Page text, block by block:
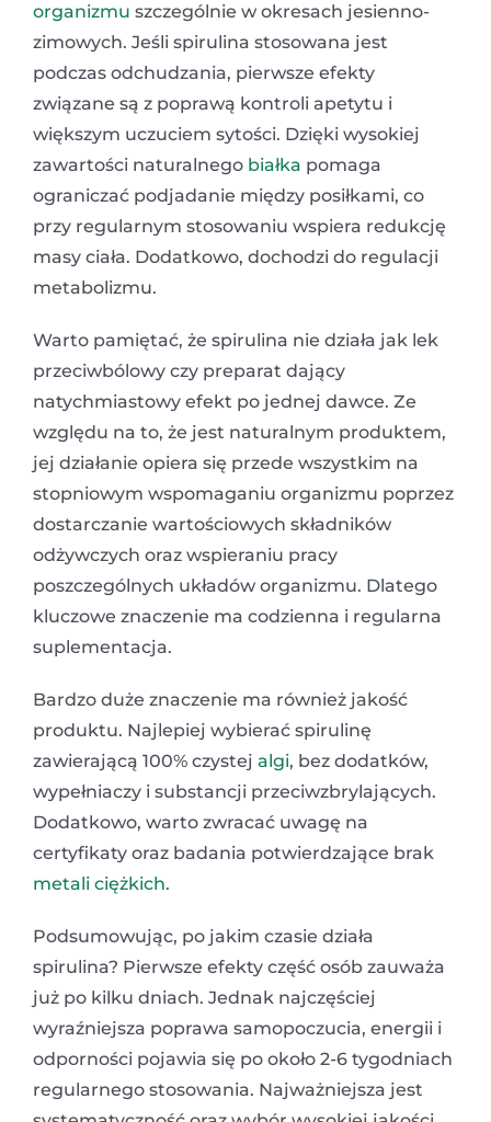
organizmu szczególnie w okresach jesienno-
zimowych. Jeśli spirulina stosowana jest
podczas odchudzania, pierwsze efekty
związane są z poprawą kontroli apetytu i
większym uczuciem sytości. Dzięki wysokiej
zawartości naturalnego białka pomaga
ograniczać podjadanie między posiłkami, co
przy regularnym stosowaniu wspiera redukcję
masy ciała. Dodatkowo, dochodzi do regulacji
metabolizmu.
Warto pamiętać, że spirulina nie działa jak lek
przeciwbólowy czy preparat dający
natychmiastowy efekt po jednej dawce. Ze
względu na to, że jest naturalnym produktem,
jej działanie opiera się przede wszystkim na
stopniowym wspomaganiu organizmu poprzez
dostarczanie wartościowych składników
odżywczych oraz wspieraniu pracy
poszczególnych układów organizmu. Dlatego
kluczowe znaczenie ma codzienna i regularna
suplementacja.
Bardzo duże znaczenie ma również jakość
produktu. Najlepiej wybierać spirulinę
zawierającą 100% czystej algi, bez dodatków,
wypełniaczy i substancji przeciwzbrylających.
Dodatkowo, warto zwracać uwagę na
certyfikaty oraz badania potwierdzające brak
metali ciężkich.
Podsumowując, po jakim czasie działa
spirulina? Pierwsze efekty część osób zauważa
już po kilku dniach. Jednak najczęściej
wyraźniejsza poprawa samopoczucia, energii i
odporności pojawia się po około 2-6 tygodniach
regularnego stosowania. Najważniejsza jest